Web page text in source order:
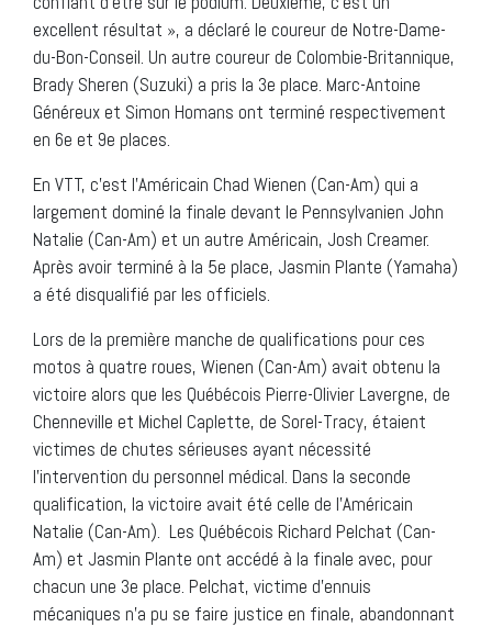
excellent résultat », a déclaré le coureur de Notre-Dame-
du-Bon-Conseil. Un autre coureur de Colombie-Britannique,
Brady Sheren (Suzuki) a pris la 3e place. Marc-Antoine
Généreux et Simon Homans ont terminé respectivement
en 6e et 9e places.
En VTT, c’est l’Américain Chad Wienen (Can-Am) qui a
largement dominé la finale devant le Pennsylvanien John
Natalie (Can-Am) et un autre Américain, Josh Creamer.
Après avoir terminé à la 5e place, Jasmin Plante (Yamaha)
a été disqualifié par les officiels.
Lors de la première manche de qualifications pour ces
motos à quatre roues, Wienen (Can-Am) avait obtenu la
victoire alors que les Québécois Pierre-Olivier Lavergne, de
Chenneville et Michel Caplette, de Sorel-Tracy, étaient
victimes de chutes sérieuses ayant nécessité
l’intervention du personnel médical. Dans la seconde
qualification, la victoire avait été celle de l’Américain
Natalie (Can-Am). Les Québécois Richard Pelchat (Can-
Am) et Jasmin Plante ont accédé à la finale avec, pour
chacun une 3e place. Pelchat, victime d’ennuis
mécaniques n’a pu se faire justice en finale, abandonnant